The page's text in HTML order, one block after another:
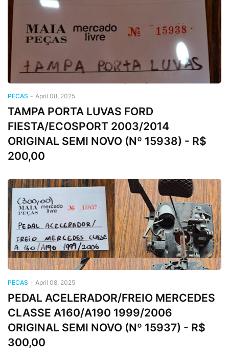
PECAS - April 08, 2025
TAMPA PORTA LUVAS FORD
FIESTA/ECOSPORT 2003/2014
ORIGINAL SEMI NOVO (Nº 15938) - R$
200,00
PECAS - April 08, 2025
PEDAL ACELERADOR/FREIO MERCEDES
CLASSE A160/A190 1999/2006
ORIGINAL SEMI NOVO (Nº 15937) - R$
300,00